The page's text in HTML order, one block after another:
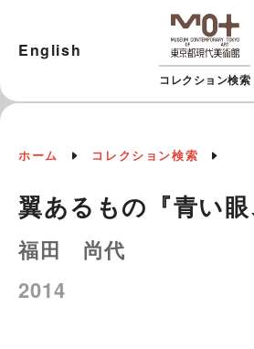
コレクション検索
English
ホーム コレクション検索
翼あるもの『青い眼
福田 尚代
2014